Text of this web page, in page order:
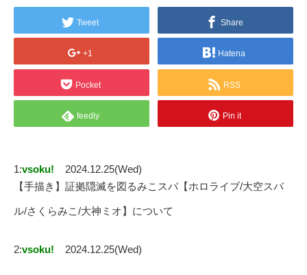
Tweet Share
+1 Hatena
Pocket RSS
feedly Pin it
1:vsoku!
2024.12.25(Wed)
【手描き】証拠隠滅を図るみこスバ【ホロライブ/大空スバ
ル/さくらみこ/大神ミオ】について
2:vsoku! 2024.12.25(Wed)